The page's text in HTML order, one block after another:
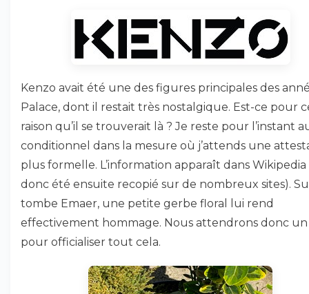
Kenzo avait été une des figures principales des
Palace, dont il restait très nostalgique. Est-ce pour
raison qu’il se trouverait là ? Je reste pour l’instant
conditionnel dans la mesure où j’attends une
plus formelle. L’information apparaît dans Wikipedia
donc été ensuite recopié sur de nombreux sites).
tombe Emaer, une petite gerbe floral lui rend
effectivement hommage. Nous attendrons donc
pour officialiser tout cela.